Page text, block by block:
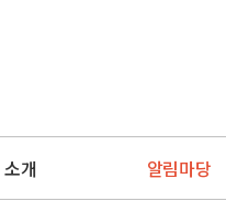
개 알림마당